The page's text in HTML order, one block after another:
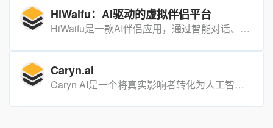
HiWaifu：AI驱动的虚拟伴侣平台
HiWaifu是一款AI伴侣应用，通过智能对话、情感理解和互动功能，为用户提供个性化的虚拟朋友体验。
Caryn.ai
Caryn AI是一个将真实影响者转化为人工智能的平台，为用户提供个性化的互动体验。